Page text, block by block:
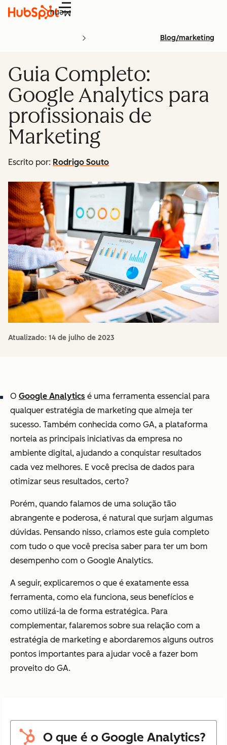
Menu
Blog/marketing
Guia Completo:
Google Analytics para
profissionais de
Marketing
Escrito por: Rodrigo Souto
Atualizado: 14 de julho de 2023
O Google Analytics é uma ferramenta essencial para
qualquer estratégia de marketing que almeja ter
sucesso. Também conhecida como GA, a plataforma
norteia as principais iniciativas da empresa no
ambiente digital, ajudando a conquistar resultados
cada vez melhores. E você precisa de dados para
otimizar seus resultados, certo?
Porém, quando falamos de uma solução tão
abrangente e poderosa, é natural que surjam algumas
dúvidas. Pensando nisso, criamos este guia completo
com tudo o que você precisa saber para ter um bom
desempenho com o Google Analytics.
A seguir, explicaremos o que é exatamente essa
ferramenta, como ela funciona, seus benefícios e
como utilizá-la de forma estratégica. Para
complementar, falaremos sobre sua relação com a
estratégia de marketing e abordaremos alguns outros
pontos importantes para ajudar você a fazer bom
proveito do GA.
O que é o Google Analytics?